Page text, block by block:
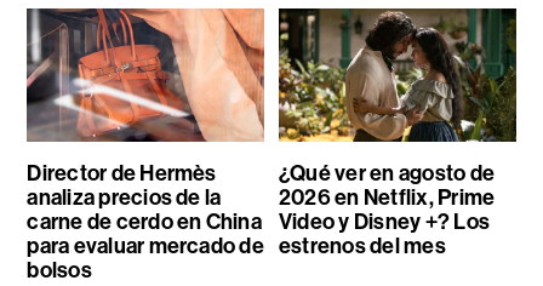
Director de Hermès
analiza precios de la
carne de cerdo en China
para evaluar mercado de
bolsos
¿Qué ver en agosto de
2026 en Netflix, Prime
Video y Disney +? Los
estrenos del mes